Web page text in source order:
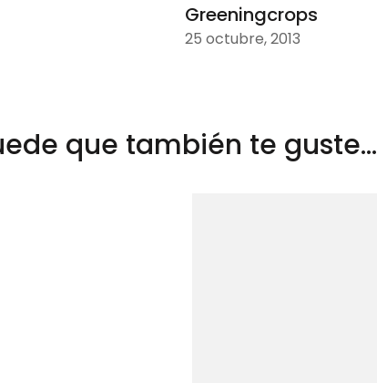
Greeningcrops
25 octubre, 2013
que también te guste...